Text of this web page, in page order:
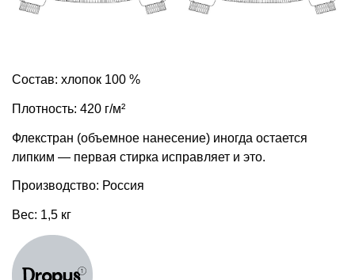
Состав: хлопок 100 %
Плотность: 420 г/м²
Флекстран (объемное нанесение) иногда остается
липким — первая стирка исправляет и это.
Производство: Россия
Вес: 1,5 кг